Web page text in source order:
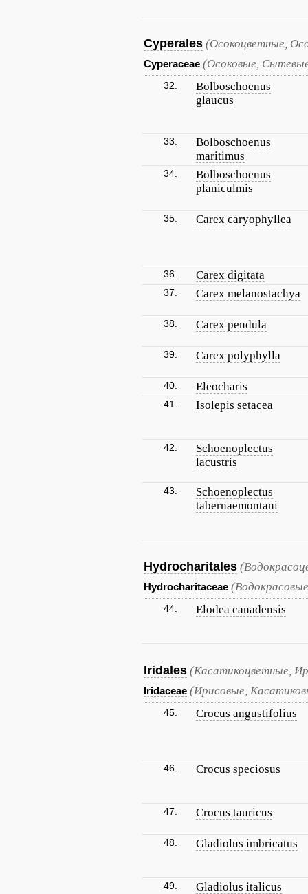
Cyperales (Осокоцветные,
Cyperaceae (Осоковые,
32.
Bolboschoenus
glaucus
33.
Bolboschoenus
maritimus
34.
Bolboschoenus
planiculmis
35. Carex caryophyllea
36. Carex digitata
37. Carex melanostachya
38. Carex pendula
39. Carex polyphylla
40. Eleocharis
41. Isolepis setacea
42.
Schoenoplectus
lacustris
43.
Schoenoplectus
tabernaemontani
Hydrocharitales
Hydrocharitaceae
44. Elodea canadensis
Iridales (Касатикоцветные,
Iridaceae (Ирисовые,
45. Crocus angustifolius
46. Crocus speciosus
47. Crocus tauricus
48. Gladiolus imbricatus
49. Gladiolus italicus